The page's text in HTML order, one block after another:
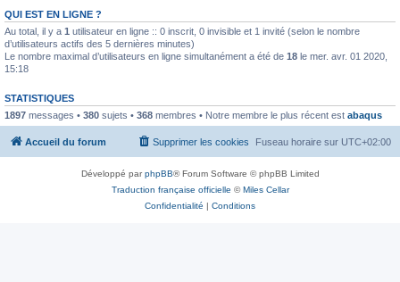
QUI EST EN LIGNE ?
Au total, il y a 1 utilisateur en ligne :: 0 inscrit, 0 invisible et 1 invité (selon le nombre
d’utilisateurs actifs des 5 dernières minutes)
Le nombre maximal d’utilisateurs en ligne simultanément a été de 18 le mer. avr. 01 2020,
15:18
STATISTIQUES
1897 messages • 380 sujets • 368 membres • Notre membre le plus récent est abaqus
Accueil du forum Fuseau horaire sur UTC+02:00
Supprimer les cookies
Développé parphpBB® Forum Software © phpBB Limited
Traduction française officielle ©Miles Cellar
Confidentialité | Conditions